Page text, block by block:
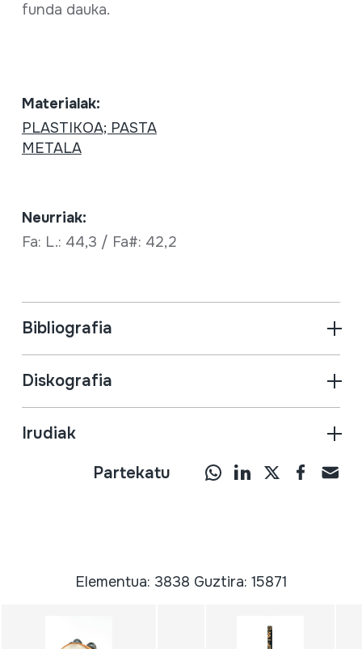
funda dauka.
Materialak:
PLASTIKOA; PASTA
METALA
Neurriak:
Fa: L.: 44,3 / Fa#: 42,2
Bibliografia
Diskografia
Irudiak
Partekatu
Elementua: 3838 Guztira: 15871